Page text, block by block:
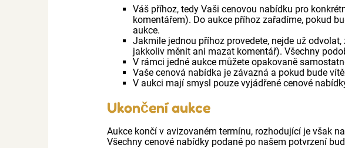
Váš příhoz, tedy Vaši cenovou nabídku pro
komentářem). Do aukce příhoz zařadíme, pokud
aukce.
Jakmile jednou příhoz provedete, nejde už
jakkoliv měnit ani mazat komentář). Všechny
V rámci jedné aukce můžete opakovaně
Vaše cenová nabídka je závazná a pokud bude
V aukci mají smysl pouze vyjádřené cenové
Ukončení aukce
Aukce končí v avizovaném termínu, rozhodující je však
Všechny cenové nabídky podané po našem potvrzení